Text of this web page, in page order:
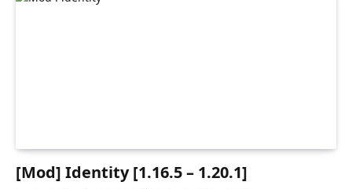
[Mod] Identity [1.16.5 – 1.20.1]